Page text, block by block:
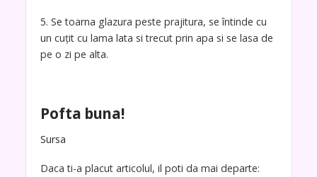
5. Se toarna glazura peste prajitura, se întinde cu
un cuţit cu lama lata si trecut prin apa si se lasa de
pe o zi pe alta.
Pofta buna!
Sursa
Daca ti-a placut articolul, il poti da mai departe: